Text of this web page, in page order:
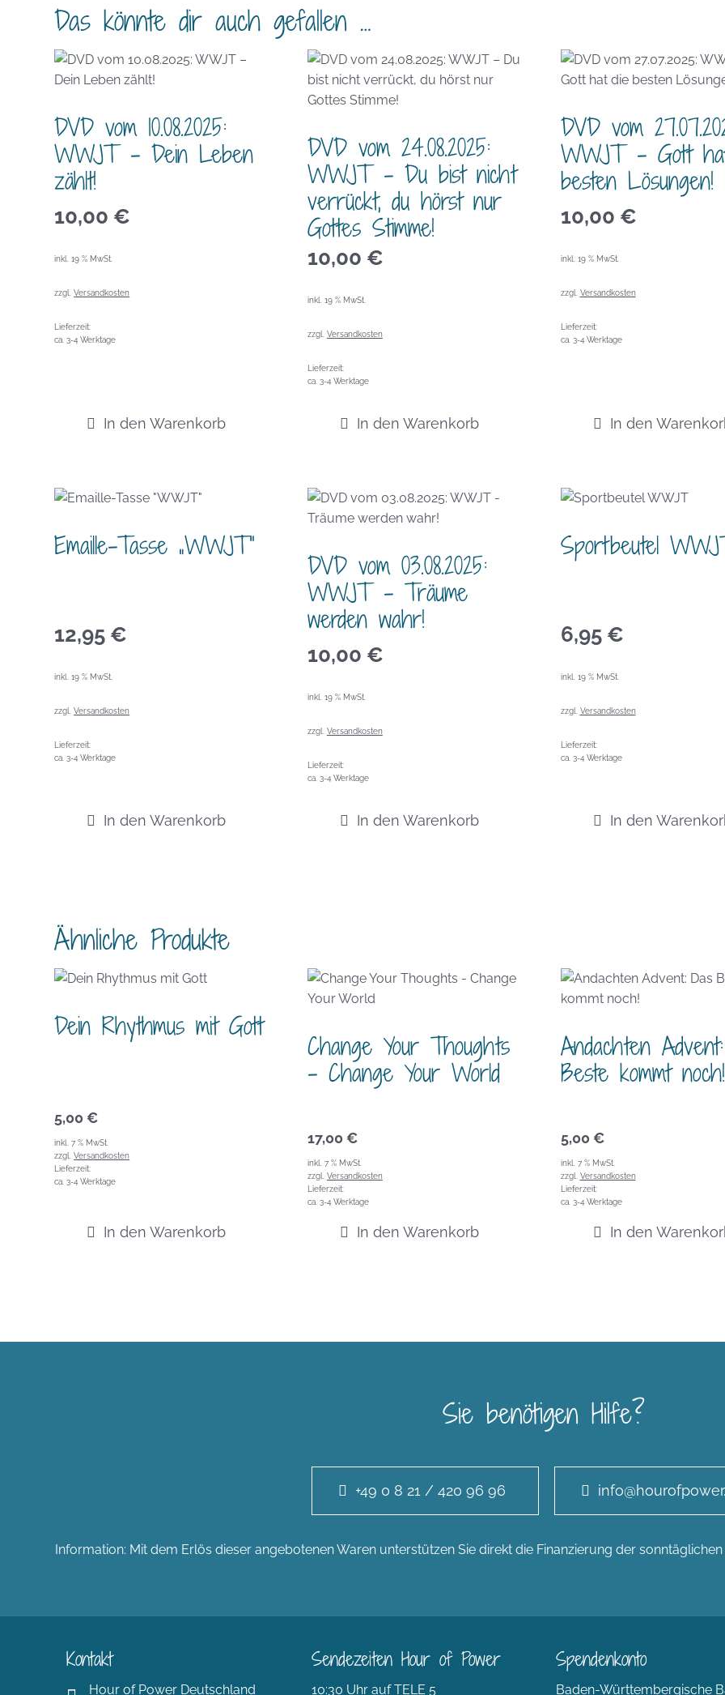
Das könnte dir auch gefallen …
DVD vom 10.08.2025:
WWJT – Dein Leben
zählt!
10,00 €
inkl. 19 % MwSt.
zzgl.Versandkosten
Lieferzeit:
ca. 3-4 Werktage
In den Warenkorb
DVD vom 24.08.2025:
WWJT – Du bist nicht
verrückt, du hörst nur
Gottes Stimme!
10,00 €
inkl. 19 % MwSt.
zzgl. Versandkosten
Lieferzeit:
ca. 3-4 Werktage
In den Warenkorb
DVD vom
WWJT – Gott
besten Lösungen!
10,00 €
inkl. 19 % MwSt.
zzgl. Versandkosten
Lieferzeit:
ca. 3-4 Werktage
In den
Emaille-Tasse „WWJT“
12,95 €
inkl. 19 % MwSt.
zzgl.Versandkosten
Lieferzeit:
ca. 3-4 Werktage
In den Warenkorb
DVD vom 03.08.2025:
WWJT – Träume
werden wahr!
10,00 €
inkl. 19 % MwSt.
zzgl. Versandkosten
Lieferzeit:
ca. 3-4 Werktage
In den Warenkorb
Sportbeutel
6,95 €
inkl. 19 % MwSt.
zzgl. Versandkosten
Lieferzeit:
ca. 3-4 Werktage
In den
Ähnliche Produkte
Dein Rhythmus mit Gott
5,00 €
inkl. 7 % MwSt.
zzgl.Versandkosten
Lieferzeit:
ca. 3-4 Werktage
In den Warenkorb
Change Your Thoughts
– Change Your World
17,00 €
inkl. 7 % MwSt.
zzgl. Versandkosten
Lieferzeit:
ca. 3-4 Werktage
In den Warenkorb
Andachten
Beste kommt noch!
5,00 €
inkl. 7 % MwSt.
zzgl. Versandkosten
Lieferzeit:
ca. 3-4 Werktage
In den
Sie benötigen Hilfe?
+49 0 8 21 / 420 96 96
Information: Mit dem Erlös dieser angebotenen Waren unterstützen Sie direkt die Finanzierung der
Kontakt
Hour of Power Deutschland
Sendezeiten Hour of Power
10:30 Uhr auf TELE 5
Spendenkonto
Baden-Württembergische